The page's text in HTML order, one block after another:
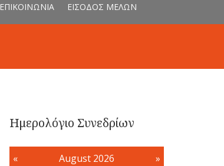
ΕΠΙΚΟΙΝΩΝΙΑ ΕΙΣΟΔΟΣ ΜΕΛΩΝ
Ημερολόγιο Συνεδρίων
« August 2026 »